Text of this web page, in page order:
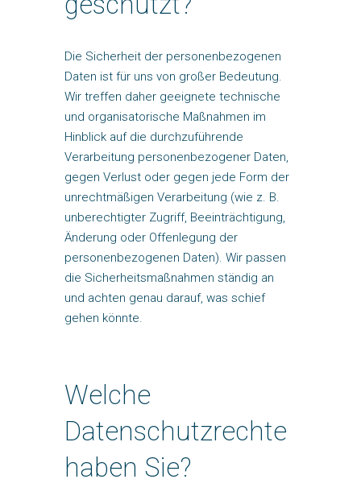
Die Sicherheit der personenbezogenen
Daten ist für uns von großer Bedeutung.
Wir treffen daher geeignete technische
und organisatorische Maßnahmen im
Hinblick auf die durchzuführende
Verarbeitung personenbezogener Daten,
gegen Verlust oder gegen jede Form der
unrechtmäßigen Verarbeitung (wie z. B.
unberechtigter Zugriff, Beeinträchtigung,
Änderung oder Offenlegung der
personenbezogenen Daten). Wir passen
die Sicherheitsmaßnahmen ständig an
und achten genau darauf, was schief
gehen könnte.
Welche
Datenschutzrechte
haben Sie?